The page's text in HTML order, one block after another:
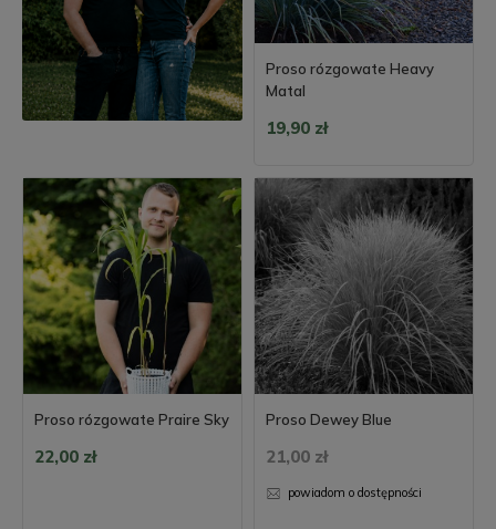
Proso rózgowate Heavy
Matal
19,90 zł
Proso rózgowate Praire Sky
22,00 zł
Proso Dewey Blue
21,00 zł
powiadom o dostępności